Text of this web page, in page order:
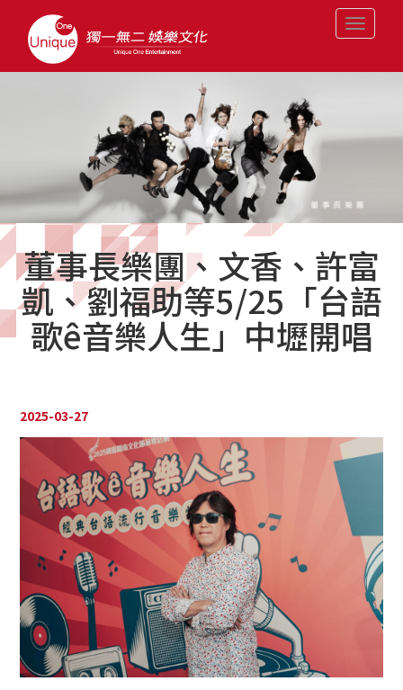
Toggle
董事長樂團、文香、許富
凱、劉福助等5/25「台語
歌ê音樂人生」中壢開唱
2025-03-27